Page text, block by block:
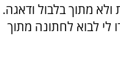
מתוך בלבול ודאגה.
לי לבוא לחתונה מתוך